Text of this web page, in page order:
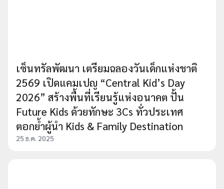
เซ็นทรัลพัฒนา เตรียมฉลองวันเด็กแห่งชาติ
2569 เปิดแคมเปญ “Central Kid’s Day
2026” สร้างพื้นที่เรียนรู้แห่งอนาคต ปั้น
Future Kids ด้วยทักษะ 3Cs ทั่วประเทศ
ตอกย้ำผู้นำ Kids & Family Destination
25 ธ.ค. 2025